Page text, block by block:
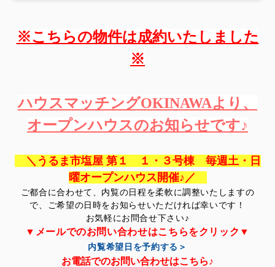
※こちらの物件は成約いたしました
※
ハウスマッチングOKINAWAより、
オープンハウスのお知らせです♪
＼うるま市塩屋 第１ １・３号棟 毎週土・日
曜オープンハウス開催♪／
ご都合に合わせて、内覧の日程を柔軟に調整いたしますの
で、ご希望の日時をお知らせいただければ幸いです！
お気軽にお問合せ下さい♪
▼メールでのお問い合わせはこちらをクリック▼
内覧希望日を予約する＞
お電話でのお問い合わせはこちら♪